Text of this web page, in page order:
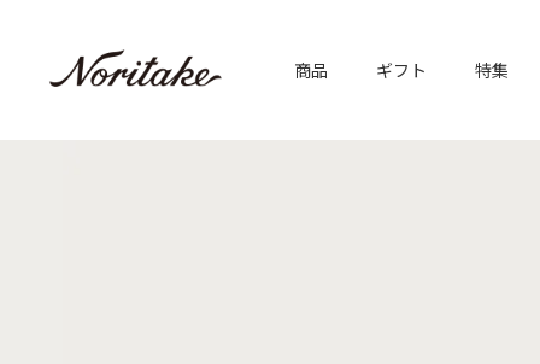
商品 ギフト 特集